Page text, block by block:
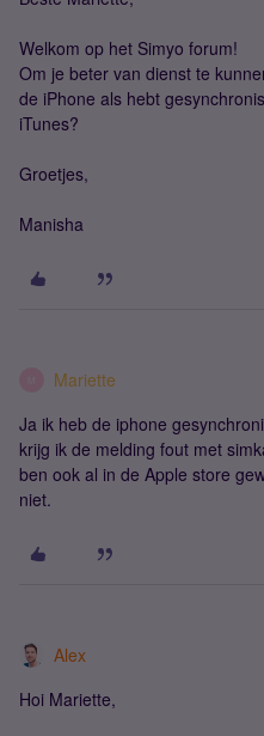
Welkom op het Simyo forum!
Om je beter van dienst te
de iPhone als hebt
iTunes?
Groetjes,
Manisha
Mariette
Ja ik heb de iphone
krijg ik de melding fout met
ben ook al in de Apple store
niet.
Alex
Hoi Mariette,